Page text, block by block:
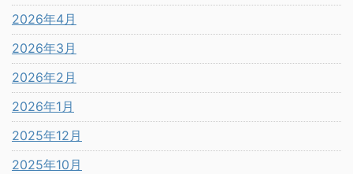
2026年4月
2026年3月
2026年2月
2026年1月
2025年12月
2025年10月